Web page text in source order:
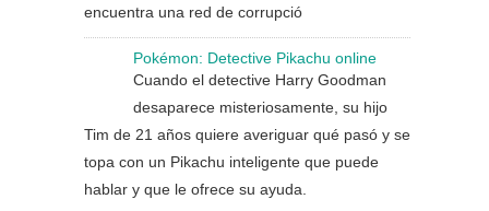
encuentra una red de corrupció
Pokémon: Detective Pikachu online
Cuando el detective Harry Goodman
desaparece misteriosamente, su hijo
Tim de 21 años quiere averiguar qué pasó y se
topa con un Pikachu inteligente que puede
hablar y que le ofrece su ayuda.